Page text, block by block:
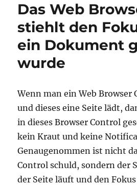
Das Web
stiehlt den
ein Dokument
wurde
Wenn man ein Web
und dieses eine Seite lädt,
in dieses Browser Control
kein Kraut und keine
Genaugenommen ist nicht
Control schuld, sondern der
der Seite läuft und den